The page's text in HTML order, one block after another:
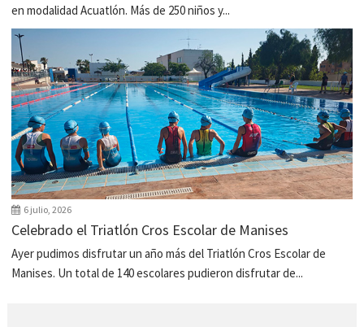
en modalidad Acuatlón. Más de 250 niños y...
6 julio, 2026
Celebrado el Triatlón Cros Escolar de Manises
Ayer pudimos disfrutar un año más del Triatlón Cros Escolar de
Manises. Un total de 140 escolares pudieron disfrutar de...